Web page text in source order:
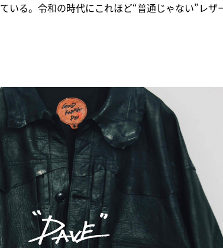
ている。令和の時代にこれほど“普通じゃない”レザ